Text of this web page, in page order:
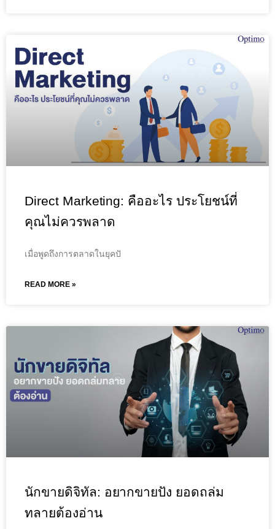
Direct Marketing: คืออะไร ประโยชน์ที่
คุณไม่ควรพลาด
เมื่อพูดถึงการตลาดในยุคปั
READ MORE »
นักขายดิจิทัล: อยากขายปัง ยอดถล่ม
ทลายต้องอ่าน